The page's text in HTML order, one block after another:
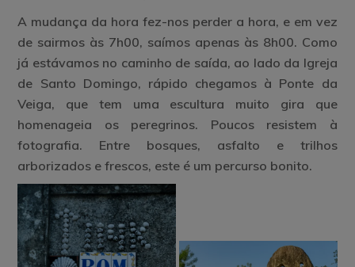
A mudança da hora fez-nos perder a hora, e em vez
de sairmos às 7h00, saímos apenas às 8h00. Como
já estávamos no caminho de saída, ao lado da Igreja
de Santo Domingo, rápido chegamos à Ponte da
Veiga, que tem uma escultura muito gira que
homenageia os peregrinos. Poucos resistem à
fotografia. Entre bosques, asfalto e trilhos
arborizados e frescos, este é um percurso bonito.